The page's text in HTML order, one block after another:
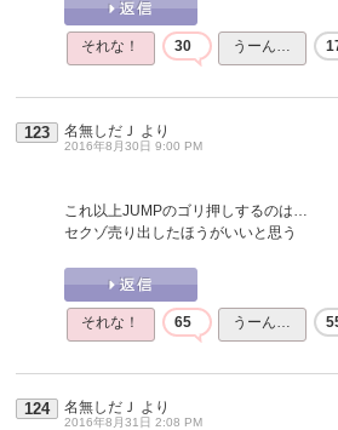
それな！ 30 うーん…
123 名無しだＪ より
2016年8月30日 9:00 PM
これ以上JUMPのゴリ押しするのは…
セクゾ売り出したほうがいいと思う
それな！ 65 うーん…
124 名無しだＪ より
2016年8月31日 2:08 PM